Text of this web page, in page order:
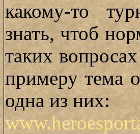
какому-то
знать, чтоб
таких
примеру тема
одна из них: